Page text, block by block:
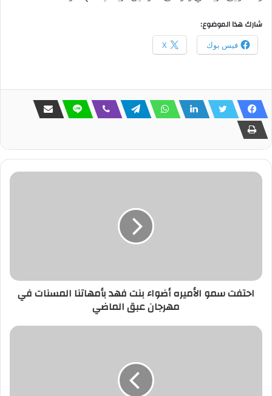
شارك هذا الموضوع:
فيس بوك X
احتفت سمو الأميره أضواء بنت فهد بأمهاتنا المسنات في
مهرجان عبق الماضي